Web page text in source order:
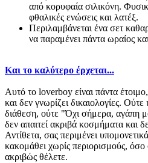
από κορυφαία σιλικόνη.
φθαλικές ενώσεις και λατέξ.
Περιλαμβάνεται ένα σετ
να παραμένει πάντα ωραίος
Και το καλύτερο έρχεται...
Αυτό το loverboy είναι πάντα
και δεν γνωρίζει δικαιολογίες.
διάθεση, ούτε "Όχι σήμερα, αγάπη
δεν απαιτεί ακριβά κοσμήματα και
Αντίθετα, σας περιμένει
κακομάθει χωρίς περιορισμούς,
ακριβώς θέλετε.